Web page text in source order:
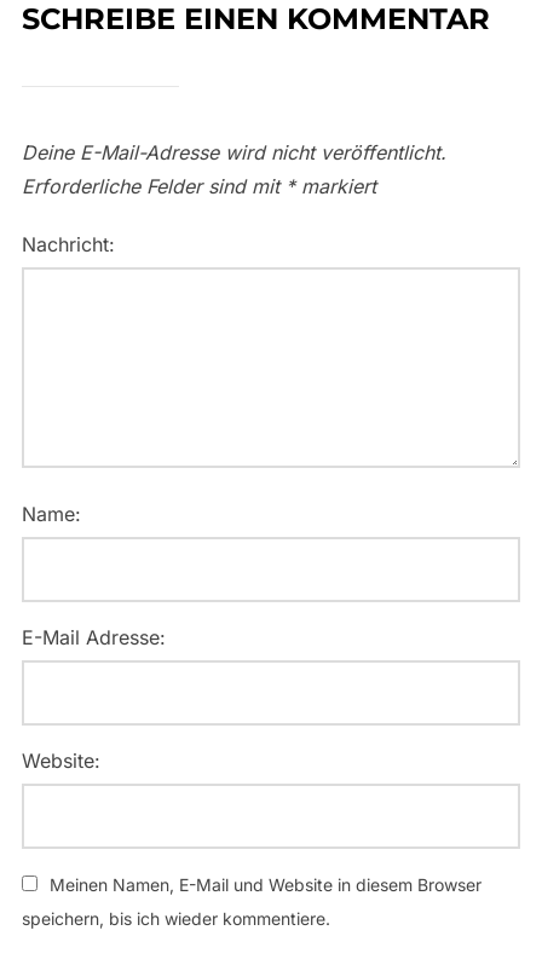
SCHREIBE EINEN KOMMENTAR
Deine E-Mail-Adresse wird nicht veröffentlicht.
Erforderliche Felder sind mit *markiert
Nachricht:
Name:
E-Mail Adresse:
Website:
Meinen Namen, E-Mail und Website in diesem Browser
speichern, bis ich wieder kommentiere.